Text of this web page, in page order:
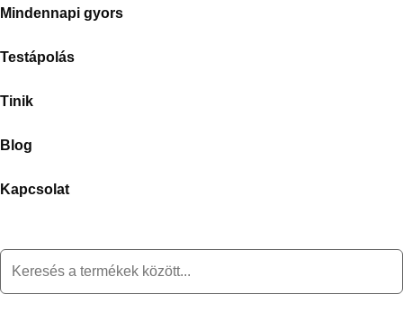
Mindennapi gyors
Testápolás
Tinik
Blog
Kapcsolat